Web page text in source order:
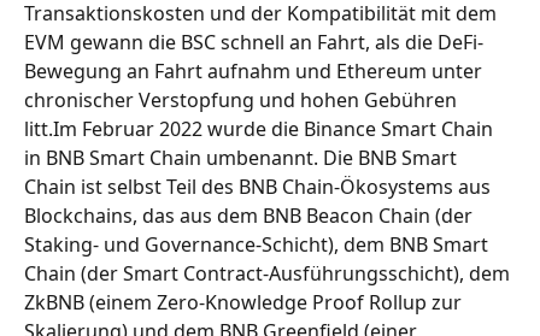
Transaktionskosten und der Kompatibilität mit dem
EVM gewann die BSC schnell an Fahrt, als die DeFi-
Bewegung an Fahrt aufnahm und Ethereum unter
chronischer Verstopfung und hohen Gebühren
litt.Im Februar 2022 wurde die Binance Smart Chain
in BNB Smart Chain umbenannt. Die BNB Smart
Chain ist selbst Teil des BNB Chain-Ökosystems aus
Blockchains, das aus dem BNB Beacon Chain (der
Staking- und Governance-Schicht), dem BNB Smart
Chain (der Smart Contract-Ausführungsschicht), dem
ZkBNB (einem Zero-Knowledge Proof Rollup zur